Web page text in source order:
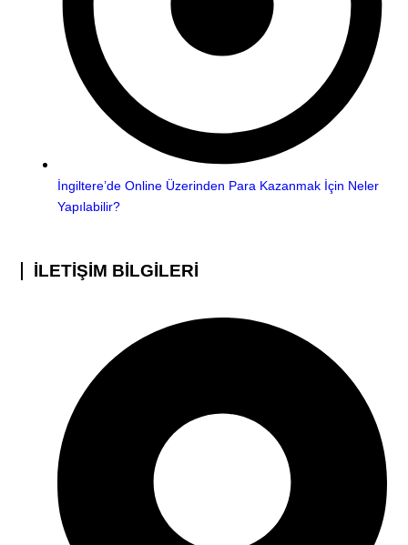
İngiltere’de Online Üzerinden Para Kazanmak İçin Neler
Yapılabilir?
İLETİŞİM BİLGİLERİ